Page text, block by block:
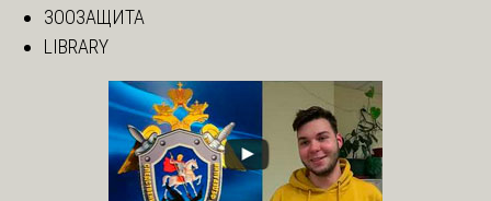
ЗООЗАЩИТА
LIBRARY